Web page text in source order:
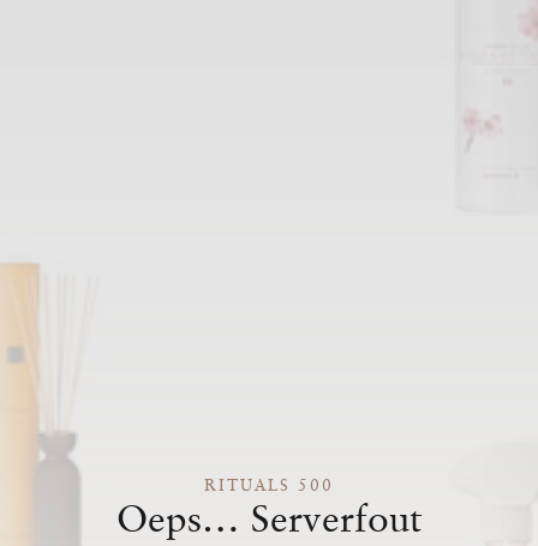
RITUALS 500
Oeps… Serverfout